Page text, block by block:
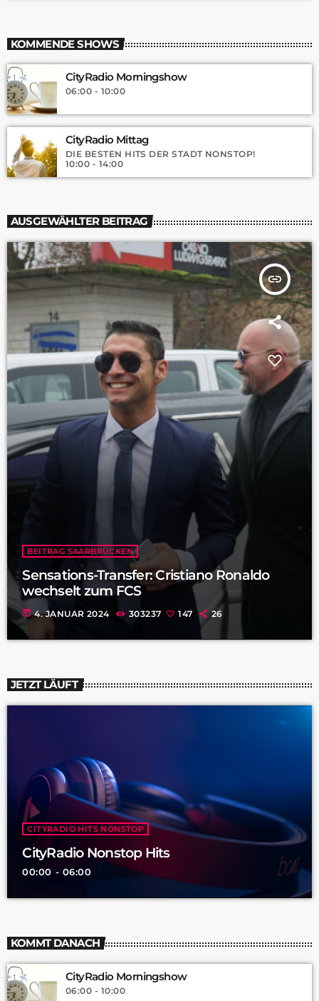
KOMMENDE SHOWS
CityRadio Morningshow
06:00 - 10:00
CityRadio Mittag
DIE BESTEN HITS DER STADT NONSTOP!
10:00 - 14:00
AUSGEWÄHLTER BEITRAG
insert_link
BEITRAG SAARBRÜCKEN
Sensations-Transfer: Cristiano Ronaldo
wechselt zum FCS
today 4. JANUAR 2024 303237 147 26
JETZT LÄUFT
CITYRADIO HITS NONSTOP
CityRadio Nonstop Hits
00:00 - 06:00
KOMMT DANACH
CityRadio Morningshow
06:00 - 10:00